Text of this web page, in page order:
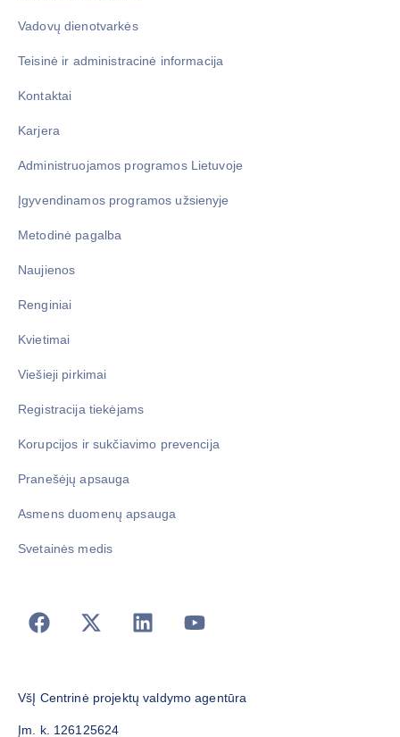
Vadovų dienotvarkės
Teisinė ir administracinė informacija
Kontaktai
Karjera
Administruojamos programos Lietuvoje
Įgyvendinamos programos užsienyje
Metodinė pagalba
Naujienos
Renginiai
Kvietimai
Viešieji pirkimai
Registracija tiekėjams
Korupcijos ir sukčiavimo prevencija
Pranešėjų apsauga
Asmens duomenų apsauga
Svetainės medis
VšĮ Centrinė projektų valdymo agentūra
Įm. k. 126125624